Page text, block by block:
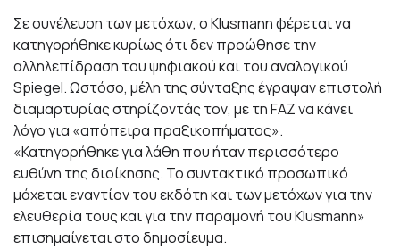
Σε συνέλευση των μετόχων, ο Klusmann φέρεται να
κατηγορήθηκε κυρίως ότι δεν προώθησε την
αλληλεπίδραση του ψηφιακού και του αναλογικού
Spiegel. Ωστόσο, μέλη της σύνταξης έγραψαν επιστολή
διαμαρτυρίας στηρίζοντάς τον, με τη FAZ να κάνει
λόγο για «απόπειρα πραξικοπήματος».
«Κατηγορήθηκε για λάθη που ήταν περισσότερο
ευθύνη της διοίκησης. Το συντακτικό προσωπικό
μάχεται εναντίον του εκδότη και των μετόχων για την
ελευθερία τους και για την παραμονή του Klusmann»
επισημαίνεται στο δημοσίευμα.